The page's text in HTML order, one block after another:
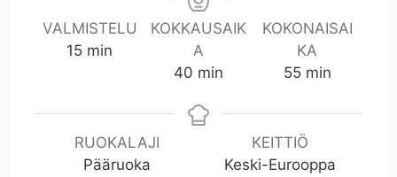
VALMISTELU
15mmin
KOKKAUSAIK
A
40 m
n
min
KOKONAISAI
KA
55m
n
min
RUOKALAJI
Pääruoka
KEITTIÖ
Keski-Eurooppa